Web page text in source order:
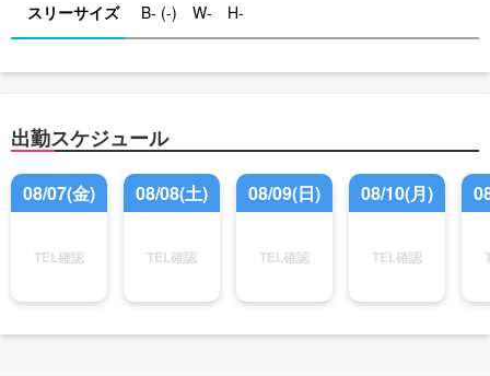
スリーサイズ B- (-) W- H-
出勤スケジュール
08/07(金)
TEL確認
08/08(土)
TEL確認
08/09(日)
TEL確認
08/10(月)
TEL確認